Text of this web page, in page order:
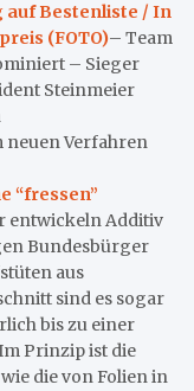
auf Bestenliste / In
(FOTO)– Team
– Sieger
Steinmeier
Verfahren
“fressen”
entwickeln Additiv
Bundesbürger
aus
sind es sogar
bis zu einer
Prinzip ist die
die von Folien in